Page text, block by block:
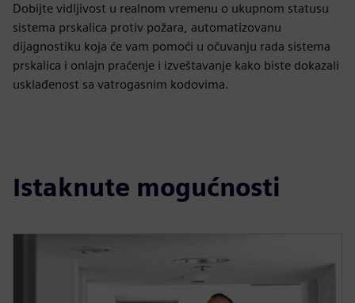
Dobijte vidljivost u realnom vremenu o ukupnom statusu
sistema prskalica protiv požara, automatizovanu
dijagnostiku koja će vam pomoći u očuvanju rada sistema
prskalica i onlajn praćenje i izveštavanje kako biste dokazali
usklađenost sa vatrogasnim kodovima.
Istaknute mogućnosti